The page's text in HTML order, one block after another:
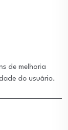
de melhoria
do usuário.